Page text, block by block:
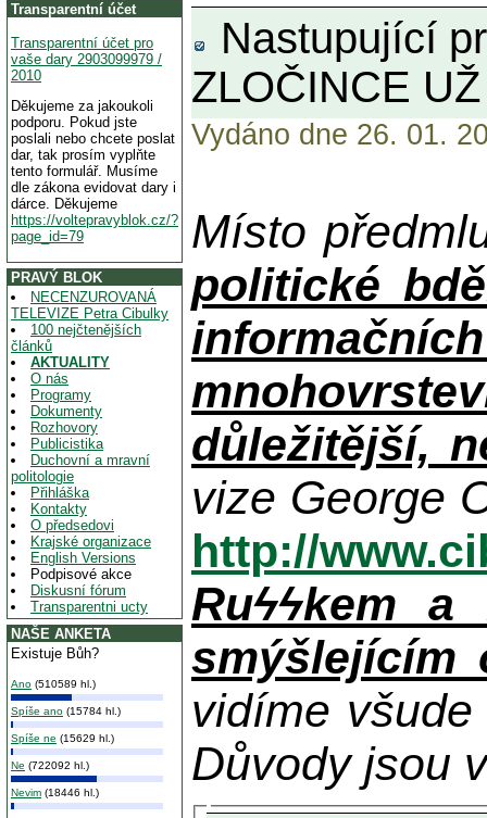
Transparentní účet
Transparentní účet pro
vaše dary 2903099979 /
2010
Děkujeme za jakoukoli
podporu. Pokud jste
poslali nebo chcete poslat
dar, tak prosím vyplňte
tento formulář. Musíme
dle zákona evidovat dary i
dárce. Děkujeme
https://voltepravyblok.cz/?
page_id=79
PRAVÝ BLOK
NECENZUROVANÁ
TELEVIZE Petra Cibulky
100 nejčtenějších
článků
AKTUALITY
O nás
Programy
Dokumenty
Rozhovory
Publicistika
Duchovní a mravní
politologie
Přihláška
Kontakty
O předsedovi
Krajské organizace
English Versions
Podpisové akce
Diskusní fórum
Transparentni ucty
NAŠE ANKETA
Existuje Bůh?
Ano (510589 hl.)
Spíše ano (15784 hl.)
Spíše ne (15629 hl.)
Ne (722092 hl.)
Nevim (18446 hl.)
Nastupující
ZLOČINCE
Vydáno dne 26. 01.
Místo
politické
důležitější,
vize George
http://
Ruϟϟkem
smýšlejícím
vidíme
Důvody jsou